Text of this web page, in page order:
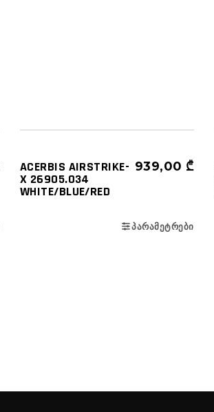
ACERBIS AIRSTRIKE-
X 26905.034
WHITE/BLUE/RED
939,00 ₾
ᲞᲐᲠᲐᲛᲔᲢᲠᲔᲑᲘ